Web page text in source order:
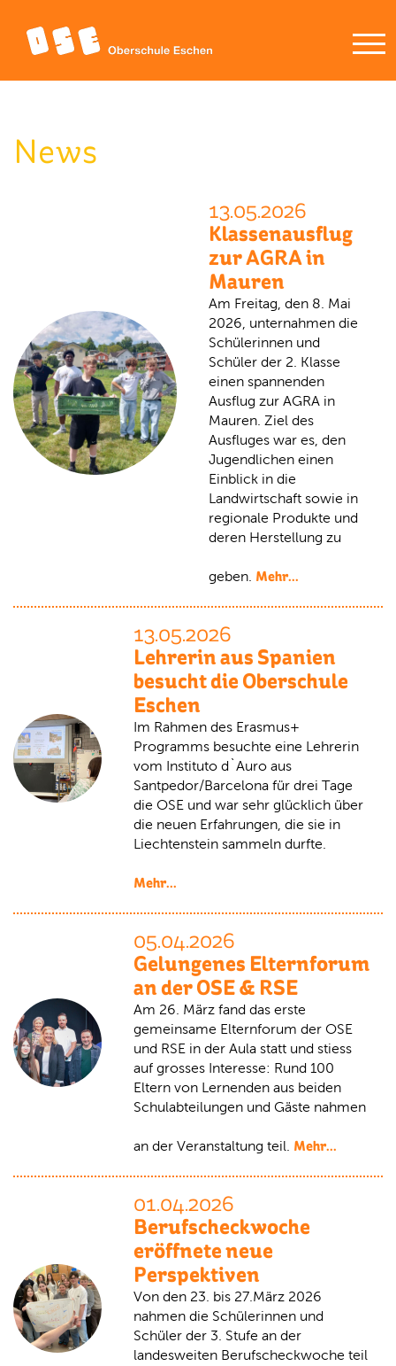
News
13.05.2026
Klassenausflug
zur AGRA in
Mauren
Am Freitag, den 8. Mai
2026, unternahmen die
Schülerinnen und
Schüler der 2. Klasse
einen spannenden
Ausflug zur AGRA in
Mauren. Ziel des
Ausfluges war es, den
Jugendlichen einen
Einblick in die
Landwirtschaft sowie in
regionale Produkte und
deren Herstellung zu
geben. Mehr...
13.05.2026
Lehrerin aus Spanien
besucht die Oberschule
Eschen
Im Rahmen des Erasmus+
Programms besuchte eine Lehrerin
vom Instituto d`Auro aus
Santpedor/Barcelona für drei Tage
die OSE und war sehr glücklich über
die neuen Erfahrungen, die sie in
Liechtenstein sammeln durfte.
Mehr...
05.04.2026
Gelungenes Elternforum
an der OSE & RSE
Am 26. März fand das erste
gemeinsame Elternforum der OSE
und RSE in der Aula statt und stiess
auf grosses Interesse: Rund 100
Eltern von Lernenden aus beiden
Schulabteilungen und Gäste nahmen
an der Veranstaltung teil. Mehr...
01.04.2026
Berufscheckwoche
eröffnete neue
Perspektiven
Von den 23. bis 27.März 2026
nahmen die Schülerinnen und
Schüler der 3. Stufe an der
landesweiten Berufscheckwoche teil